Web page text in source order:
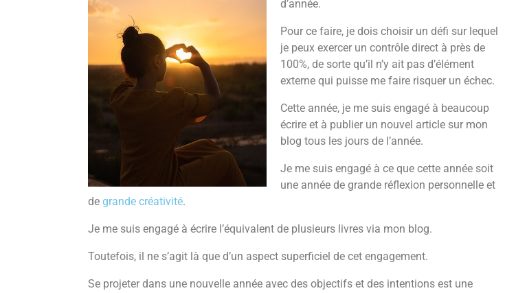
d’année.
Pour ce faire, je dois choisir un défi sur lequel
je peux exercer un contrôle direct à près de
100%, de sorte qu’il n’y ait pas d’élément
externe qui puisse me faire risquer un échec.
Cette année, je me suis engagé à beaucoup
écrire et à publier un nouvel article sur mon
blog tous les jours de l’année.
Je me suis engagé à ce que cette année soit
une année de grande réflexion personnelle et
de grande créativité.
Je me suis engagé à écrire l’équivalent de plusieurs livres via mon blog.
Toutefois, il ne s’agit là que d’un aspect superficiel de cet engagement.
Se projeter dans une nouvelle année avec des objectifs et des intentions est une